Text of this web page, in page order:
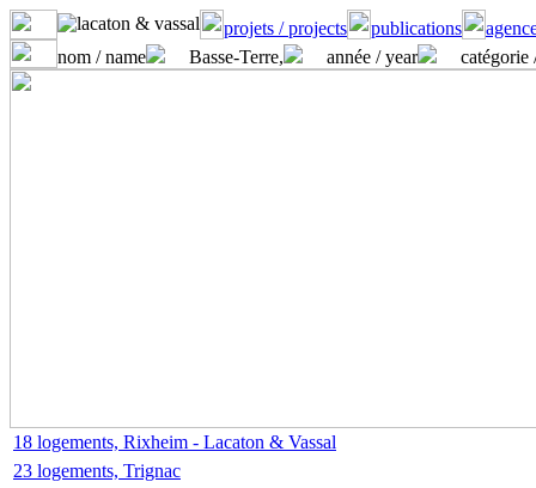
projets / projects publications
nom / name
Basse-Terre, année / year catégorie
18 logements, Rixheim - Lacaton & Vassal
23 logements, Trignac